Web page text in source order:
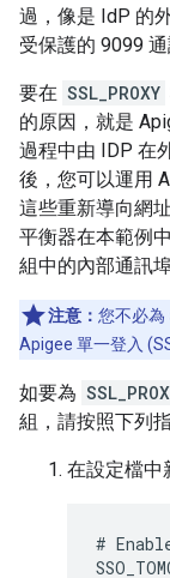
過，像是 IdP 的
受保護的 9099
要在 SSL_PROXY
的原因，就是
過程中由 IDP 在
後，您可以運用
這些重新導向網
平衡器在本範例
組中的內部通訊埠
注意： 您不必為
Apigee 單一登入
如要為
組，請按照下列
在設定檔中
#